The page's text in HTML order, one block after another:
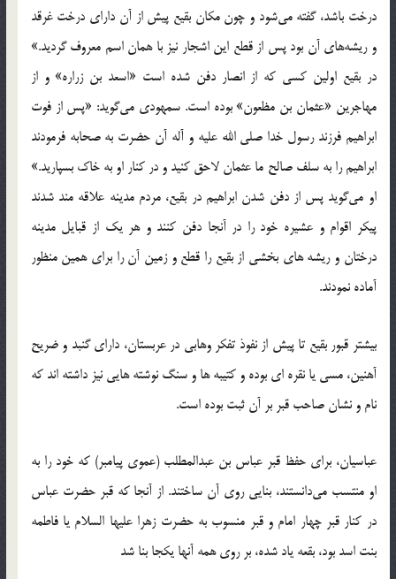
درخت باشد، گفته می‌شود و چون مكان بقیع پیش از آن دارای درخت غرقد
‌و ریشه‌های آن بود پس از قطع این اشجار نیز با همان اسم معروف گردید.»
در بقیع اولین كسی كه از انصار دفن شده است «اسعد بن زراره» و از
مهاجرین «عثمان بن مظعون» بوده است. سمهودی می‌گوید: «پس از فوت
ابراهیم فرزند رسول خدا صلی الله علیه و آله آن حضرت به صحابه فرمودند
ابراهیم را به سلف صالح ما عثمان لاحق كنید و در كنار او به خاك بسپارید.»
او می‌گوید پس از دفن شدن ابراهیم در بقیع، مردم مدینه علاقه ‌مند شدند
پیكر اقوام و عشیره خود را در آنجا دفن كنند و هر یك از قبایل مدینه
درختان و ریشه ‌های بخشی از بقیع را قطع و زمین آن را برای همین منظور
آماده نمودند.
بیشتر قبور بقیع تا پیش از نفوذ تفکر وهابی در عربستان، دارای گنبد و ضریح
آهنین، مسی یا نقره ای بوده و کتیبه ها و سنگ نوشته هایی نیز داشته اند که
نام و نشان صاحب قبر بر آن ثبت بوده است.
عباسیان، براى حفظ قبر عباس بن عبدالمطلب (عموی پیامبر) که خود را به
او منتسب می‌دانستند، بنایی روی آن ساختند. از آنجا که قبر حضرت عباس
در کنار قبر چهار امام و قبر منسوب به حضرت زهرا علیها السلام یا فاطمه
بنت اسد بود، بقعه یاد شده، بر روی همه آنها یکجا بنا شد